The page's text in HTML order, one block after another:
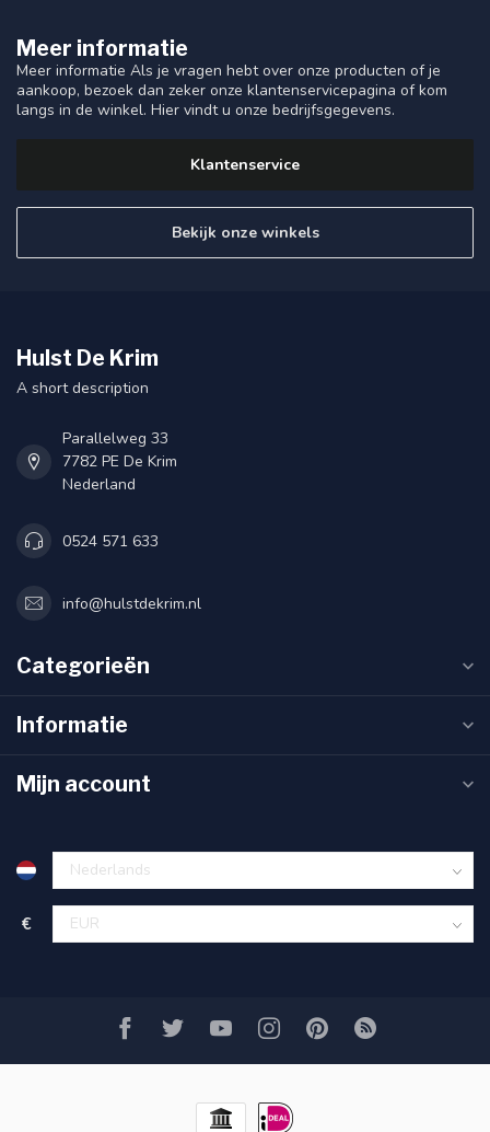
Meer informatie
Meer informatie Als je vragen hebt over onze producten of je
aankoop, bezoek dan zeker onze klantenservicepagina of kom
langs in de winkel. Hier vindt u onze bedrijfsgegevens.
Klantenservice
Bekijk onze winkels
Hulst De Krim
A short description
Parallelweg 33
7782 PE De Krim
Nederland
0524 571 633
info@hulstdekrim.nl
Categorieën
Informatie
Mijn account
€